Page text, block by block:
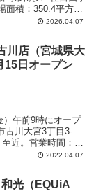
面積：350.4平方メ
2026.04.07
川店（宮城県大
15日オープン
）午前9時にオープ
古川大宮3丁目3-
近。営業時間：午
。平面駐車場：82
2022.04.07
光（EQUiA